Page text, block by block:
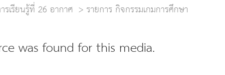
เรียนรู้ที่ 26 อากาศ
รายการ กิจกรรมเกมการศึกษา
was found for this media.